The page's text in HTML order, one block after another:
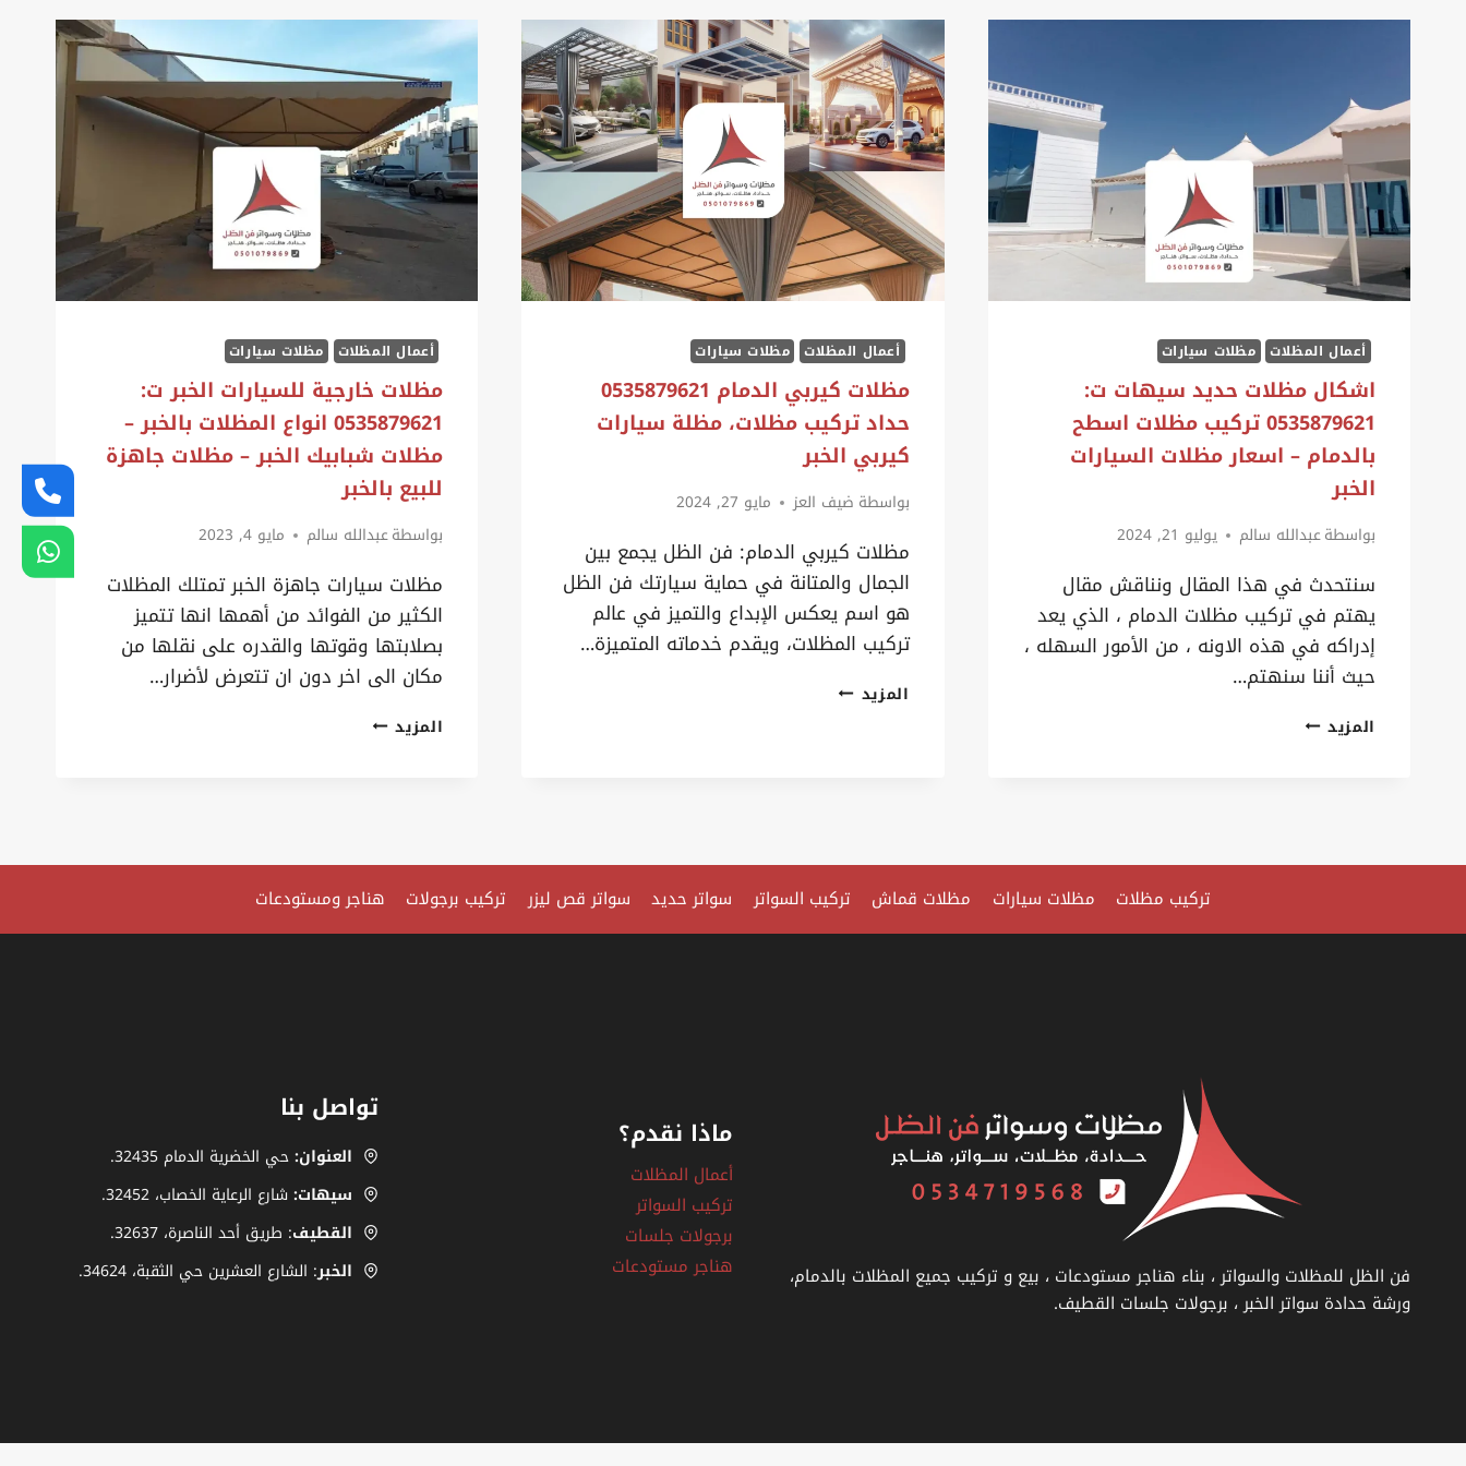
أعمال المظلات مظلات سيارات
اشكال مظلات حديد سيهات ت:
0535879621 تركيب مظلات اسطح
بالدمام – اسعار مظلات السيارات
الخبر
بواسطةعبدالله سالم يوليو 21, 2024
سنتحدث في هذا المقال ونناقش مقال
يهتم في تركيب مظلات الدمام ، الذي يعد
إدراكه في هذه الاونه ، من الأمور السهله ،
حيث أننا سنهتم…
المزيداشكال
مظلات
أعمال المظلات مظلات سيارات
مظلات كيربي الدمام 0535879621
حداد تركيب مظلات، مظلة سيارات
كيربي الخبر
بواسطة ضيف العز مايو 27, 2024
مظلات كيربي الدمام: فن الظل يجمع بين
الجمال والمتانة في حماية سيارتك فن الظل
هو اسم يعكس الإبداع والتميز في عالم
تركيب المظلات، ويقدم خدماته المتميزة…
المزيدمظلات
مظلات،
مظلة
سيارات
أعمال المظلات مظلات سيارات
مظلات خارجية للسيارات الخبر ت:
0535879621 انواع المظلات بالخبر –
مظلات شبابيك الخبر – مظلات جاهزة
للبيع بالخبر
بواسطةعبدالله سالم مايو 4, 2023
مظلات سيارات جاهزة الخبر تمتلك المظلات
الكثير من الفوائد من أهمها انها تتميز
بصلابتها وقوتها والقدره على نقلها من
مكان الى اخر دون ان تتعرض لأضرار…
المزيدمظلات
انواع
المظلات بالخبر
مظلات
جاهزة
للبيع
تركيب مظلات مظلات سيارات مظلات قماش تركيب السواتر سواتر حديد سواتر قص ليزر تركيب برجولات هناجر ومستودعات
فن الظل للمظلات والسواتر ، بناء هناجر مستودعات ، بيع و تركيب جميع المظلات بالدمام،
ورشة حدادة سواتر الخبر ، برجولات جلسات القطيف.
ماذا نقدم؟
أعمال المظلات
تركيب السواتر
برجولات جلسات
هناجر مستودعات
تواصل بنا
العنوان:حي الخضرية الدمام 32435.
سيهات: شارع الرعاية الخصاب، ‎.32452
القطيف: طريق أحد الناصرة، ‎32637.
الخبر: الشارع العشرين حي الثقبة، 34624.